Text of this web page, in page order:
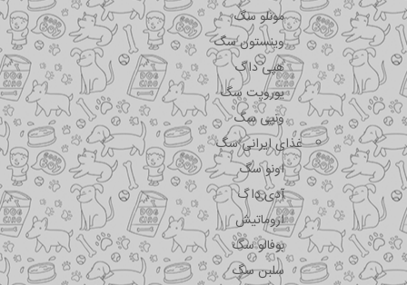
مونلو سگ
وینستون سگ
هپی داگ
یوروپت سگ
ونپی سگ
غذای ایرانی سگ
اونو سگ
آدی داگ
اروماتیش
بوفالو سگ
سلبن سگ